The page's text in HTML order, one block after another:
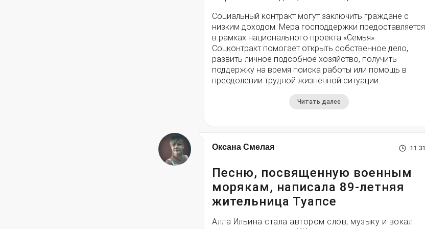
Социальный контракт могут заключить граждане с
низким доходом. Мера господдержки предоставляется
в рамках национального проекта «Семья».
Соцконтракт помогает открыть собственное дело,
развить личное подсобное хозяйство, получить
поддержку на время поиска работы или помощь в
преодолении трудной жизненной ситуации.
Читать далее
Оксана Смелая 11:31
Песню, посвященную военным
морякам, написала 89-летняя
жительница Туапсе
Алла Ильина стала автором слов, музыку и вокал